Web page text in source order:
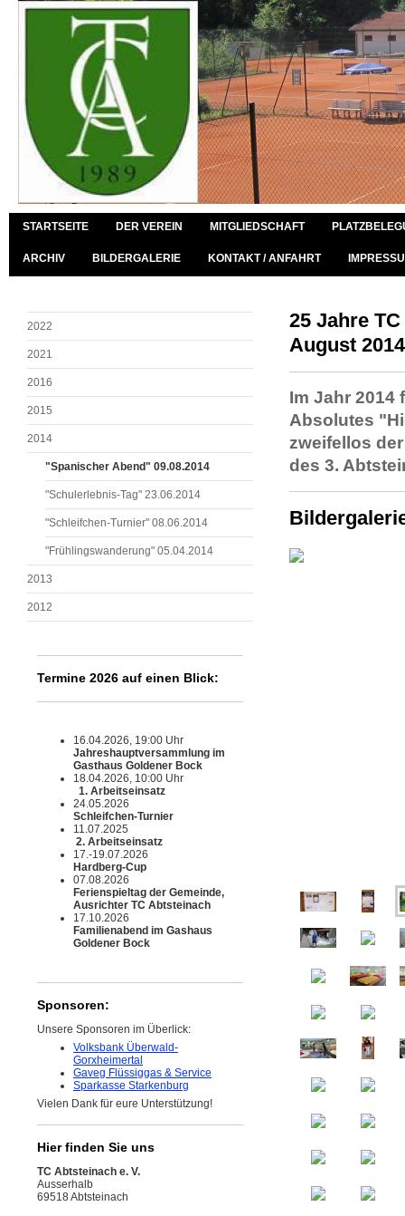
STARTSEITE DER VEREIN MITGLIEDSCHAFT
ARCHIV BILDERGALERIE KONTAKT / ANFAHRT
2022
2021
2016
2015
2014
"Spanischer Abend" 09.08.2014
"Schulerlebnis-Tag" 23.06.2014
"Schleifchen-Turnier" 08.06.2014
"Frühlingswanderung" 05.04.2014
2013
2012
Termine 2026 auf einen Blick:
16.04.2026, 19:00 Uhr
Jahreshauptversammlung im
Gasthaus Goldener Bock
18.04.2026, 10:00 Uhr
1. Arbeitseinsatz
24.05.2026
Schleifchen-Turnier
11.07.2025
2. Arbeitseinsatz
17.-19.07.2026
Hardberg-Cup
07.08.2026
Ferienspieltag der Gemeinde,
Ausrichter TC Abtsteinach
17.10.2026
Familienabend im Gashaus
Goldener Bock
Sponsoren:
Unsere Sponsoren im Überlick:
Volksbank Überwald-
Gorxheimertal
Gaveg Flüssiggas & Service
Sparkasse Starkenburg
Vielen Dank für eure Unterstützung!
Hier finden Sie uns
TC Abtsteinach e. V.
Ausserhalb
69518 Abtsteinach
25 Jahre
August 2014
Im Jahr 2014
Absolutes
zweifellos
des 3.